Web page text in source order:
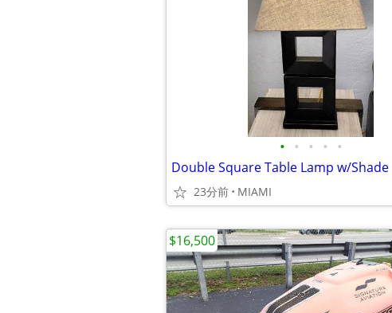
• • • • •
Double Square Table Lamp w/Shade
23分前 MIAMI
$16,500